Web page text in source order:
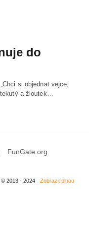
do
si objednat vejce,
a žloutek…
FunGate.org
2013 - 2024
Zobrazit plnou